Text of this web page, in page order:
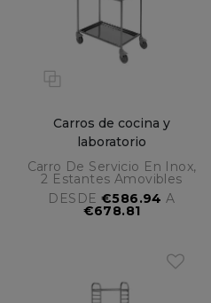
Carros de cocina y
laboratorio
Carro De Servicio En Inox,
2 Estantes Amovibles
DESDE €586.94A
€678.81